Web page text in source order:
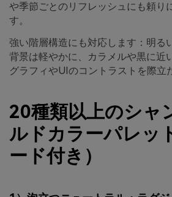
や季節ごとのリフレッシュにも頼り
す。
強い階層構造にも対応します：明る
背景は軽やかに、カラメルや黒に近
グラフィやUIのコントラストを際立
20種類以上のシャ
ルドカラーパレッ
ード付き）